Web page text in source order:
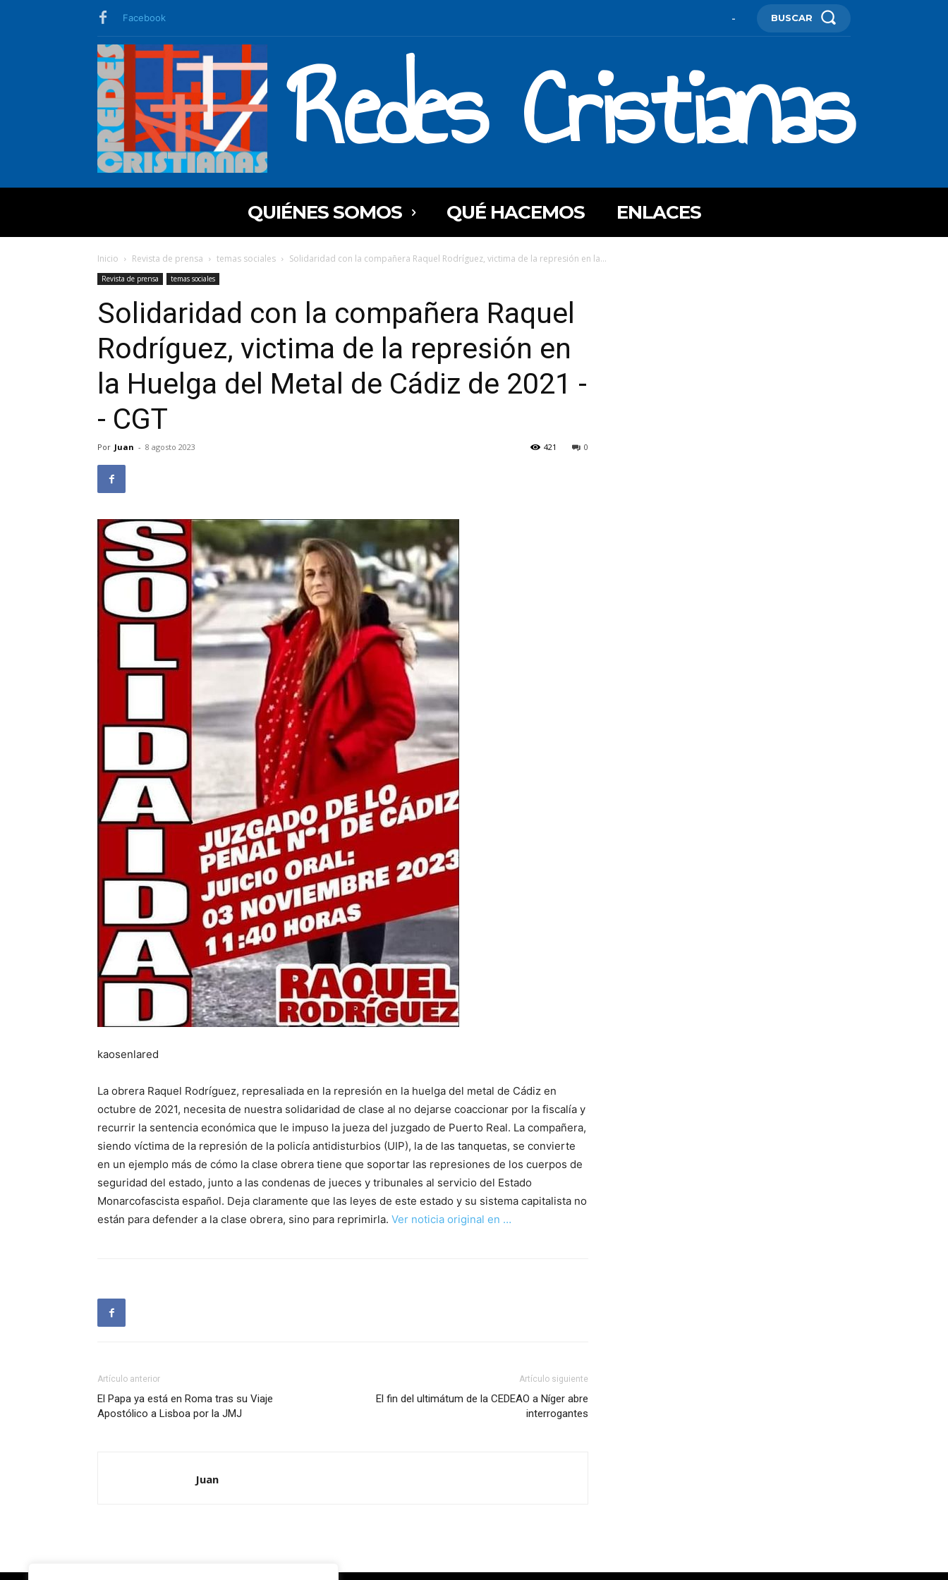
Facebook - BUSCAR
Redes Cristianas
QUIÉNES SOMOS QUÉ HACEMOS ENLACES
Inicio Revista de prensa temas sociales Solidaridad con la compañera Raquel Rodríguez, victima de la represión en la...
Revista de prensa temas sociales
Solidaridad con la compañera Raquel
Rodríguez, victima de la represión en
la Huelga del Metal de Cádiz de 2021 -
- CGT
Por Juan - 8 agosto 2023 0
421
kaosenlared
La obrera Raquel Rodríguez, represaliada en la represión en la huelga del metal de Cádiz en
octubre de 2021, necesita de nuestra solidaridad de clase al no dejarse coaccionar por la fiscalía y
recurrir la sentencia económica que le impuso la jueza del juzgado de Puerto Real. La compañera,
siendo víctima de la represión de la policía antidisturbios (UIP), la de las tanquetas, se convierte
en un ejemplo más de cómo la clase obrera tiene que soportar las represiones de los cuerpos de
seguridad del estado, junto a las condenas de jueces y tribunales al servicio del Estado
Monarcofascista español. Deja claramente que las leyes de este estado y su sistema capitalista no
están para defender a la clase obrera, sino para reprimirla. Ver noticia original en …
Artículo anterior
El Papa ya está en Roma tras su Viaje
Apostólico a Lisboa por la JMJ
Artículo siguiente
El fin del ultimátum de la CEDEAO a Níger abre
interrogantes
Juan